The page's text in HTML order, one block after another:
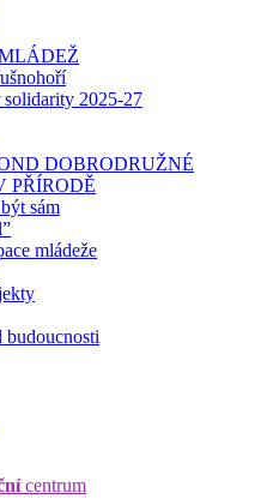
2025-27
DOBRODRUŽNÉ
PŘÍRODĚ
sám
mládeže
budoucnosti
centrum